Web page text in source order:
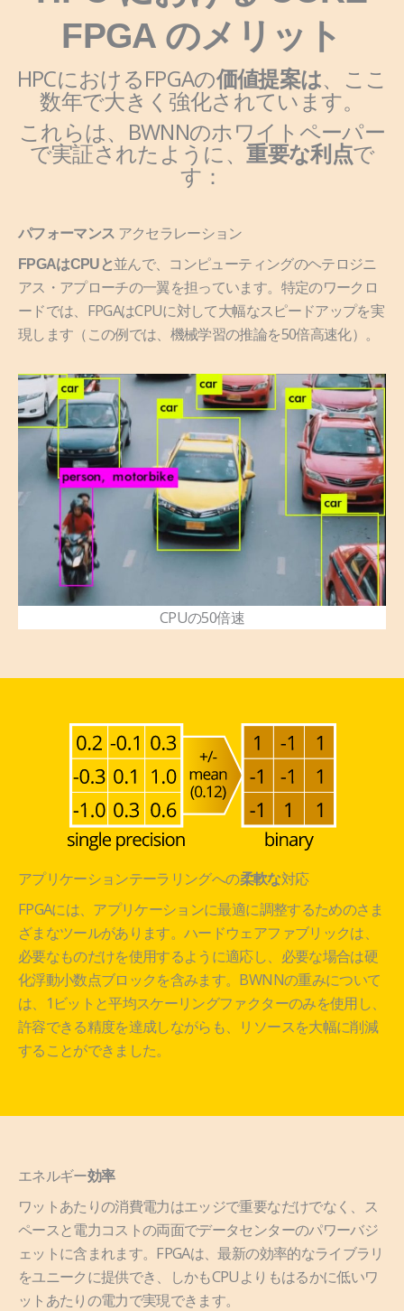
FPGA のメリット
HPCにおけるFPGAの価値提案は、ここ
数年で大きく強化されています。
これらは、 BWNNのホワイトペーパー
で実証されたように、重要な利点で
す：
パフォーマンス アクセラレーション
FPGAはCPUと並んで、コンピューティングのヘテロジニ
アス・アプローチの一翼を担っています。特定のワークロ
ードでは、FPGAはCPUに対して大幅なスピードアップを実
現します（この例では、機械学習の推論を50倍高速化）。
CPUの50倍速
アプリケーションテーラリングへの柔軟な対応
FPGAには、アプリケーションに最適に調整するためのさま
ざまなツールがあります。ハードウェアファブリックは、
必要なものだけを使用するように適応し、必要な場合は硬
化浮動小数点ブロックを含みます。BWNNの重みについて
は、1ビットと平均スケーリングファクターのみを使用し、
許容できる精度を達成しながらも、リソースを大幅に削減
することができました。
エネルギー効率
ワットあたりの消費電力はエッジで重要なだけでなく、ス
ペースと電力コストの両面でデータセンターのパワーバジ
ェットに含まれます。FPGAは、最新の効率的なライブラリ
をユニークに提供でき、しかもCPUよりもはるかに低いワ
ットあたりの電力で実現できます。